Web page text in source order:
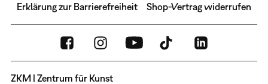
Erklärung zur Barrierefreiheit Shop-Vertrag widerrufen
ZKM | Zentrum für Kunst